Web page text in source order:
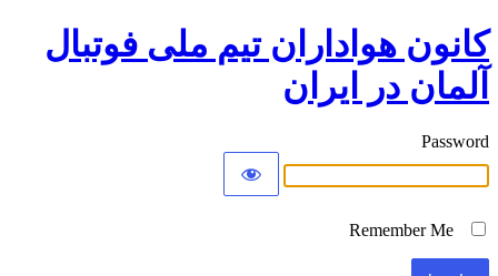
کانون هواداران تیم ملی فوتبال
آلمان در ایران
Password
Remember Me